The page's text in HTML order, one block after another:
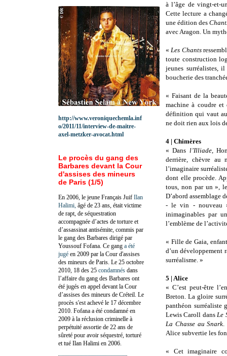
à l’âge de vingt-et-
Cette lecture a
une édition des
avec Aragon. Un
«Les Chants
toute construction
jeunes surréalistes,
boucherie des
« Faisant de la
machine à coudre et
définition qui vaut
ne doit rien aux lois
4 | Chimères
« Dans l’Illiade,
derrière, chèvre au
l’imaginaire
dont elle procède.
tous, non par un »,
D’abord assemblage
- le vin - nouveau
inimaginables par
l’emblème de
« Fille de Gaia,
d’un développement
surréalisme. »
5 | Alice
« C’est peut-être
Breton. La gloire
panthéon surréaliste
Lewis Caroll dansLe
La Chasse au Snark.
Alice subvertie les
« Cet imaginaire
http://www.veroniquechemla.inf
o/2011/11/interview-de-maitre-
axel-metzker-avocat.html
Le procès du gang des
Barbares devant la Cour
d'assises des mineurs
de Paris (1/5)
En 2006, le jeune Français Juif Ilan
Halimi, âgé de 23 ans, était victime
de rapt, de séquestration
accompagnée d’actes de torture et
d’assassinat antisémite, commis par
le gang des Barbares dirigé par
Youssouf Fofana. Ce gang a été
jugé en 2009 par la Cour d'assises
des mineurs de Paris. Le 25 octobre
2010, 18 des 25 condamnés dans
l’affaire du gang des Barbares ont
été jugés en appel devant la Cour
d’assises des mineurs de Créteil. Le
procès s'est achevé le 17 décembre
2010. Fofana a été condamné en
2009 à la réclusion criminelle à
perpétuité assortie de 22 ans de
sûreté pour avoir séquestré, torturé
et tué Ilan Halimi en 2006.